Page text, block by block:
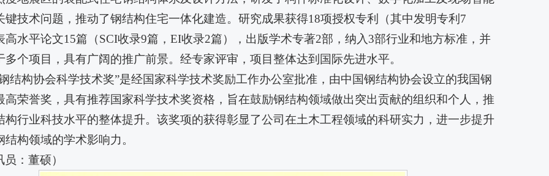
键技术问题，推动了钢结构住宅一体化建造。研究成果获得18项授权专利（其中发明专利7
高水平论文15篇（SCI收录9篇，EI收录2篇），出版学术专著2部，纳入3部行业和地方标准，并
多个项目，具有广阔的推广前景。经专家评审，项目整体达到国际先进水平。
结构协会科学技术奖”是经国家科学技术奖励工作办公室批准，由中国钢结构协会设立的我国钢
高荣誉奖，具有推荐国家科学技术奖资格，旨在鼓励钢结构领域做出突出贡献的组织和个人，推
构行业科技水平的整体提升。该奖项的获得彰显了公司在土木工程领域的科研实力，进一步提升
结构领域的学术影响力。
：董硕）